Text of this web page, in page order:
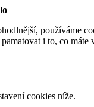
používáme
i to, co máte
cookies níže.